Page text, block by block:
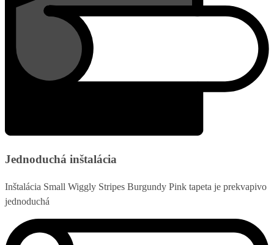
Jednoduchá inštalácia
Inštalácia Small Wiggly Stripes Burgundy Pink tapeta je prekvapivo
jednoduchá